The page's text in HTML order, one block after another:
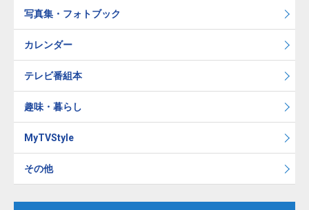
写真集・フォトブック
カレンダー
テレビ番組本
趣味・暮らし
MyTVStyle
その他